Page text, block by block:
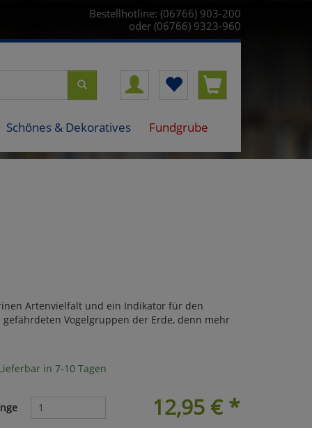
Bestellhotline: (06766) 903-200
oder (06766) 9323-960
Schönes & Dekoratives Fundgrube
Artenvielfalt und ein Indikator für den
Vogelgruppen der Erde, denn mehr
in 7-10 Tagen
12,95 €*